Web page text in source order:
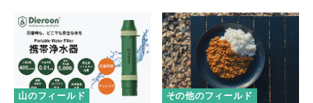
山のフィールド その他のフィールド